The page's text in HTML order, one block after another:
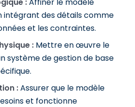
intégrant des détails comme
et les contraintes.
: Mettre en œuvre le
système de gestion de base
:Assurer que le modèle
et fonctionne